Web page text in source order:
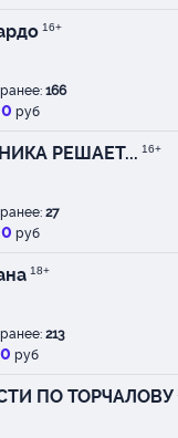
16+
166
руб
РЕШАЕТ... 16+
27
руб
18+
213
руб
ПО ТОРЧАЛОВУ